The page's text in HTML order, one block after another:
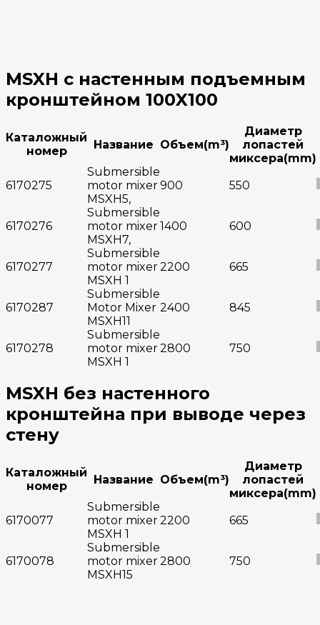
MSXH с настенным подъемным
кронштейном 100X100
Каталожный
номер
Название Объем(m³)
Диаметр
лопастей
миксера(mm)
6170275
Submersible
motor mixer
MSXH5,
900 550
6170276
Submersible
motor mixer
MSXH7,
1400 600
6170277
Submersible
motor mixer
MSXH 1
2200 665
6170287
Submersible
Motor Mixer
MSXH11
2400 845
6170278
Submersible
motor mixer
MSXH 1
2800 750
MSXH без настенного
кронштейна при выводе через
стену
Каталожный
номер
Название Объем(m³)
Диаметр
лопастей
миксера(mm)
6170077
Submersible
motor mixer
MSXH 1
2200 665
6170078
Submersible
motor mixer
MSXH15
2800 750